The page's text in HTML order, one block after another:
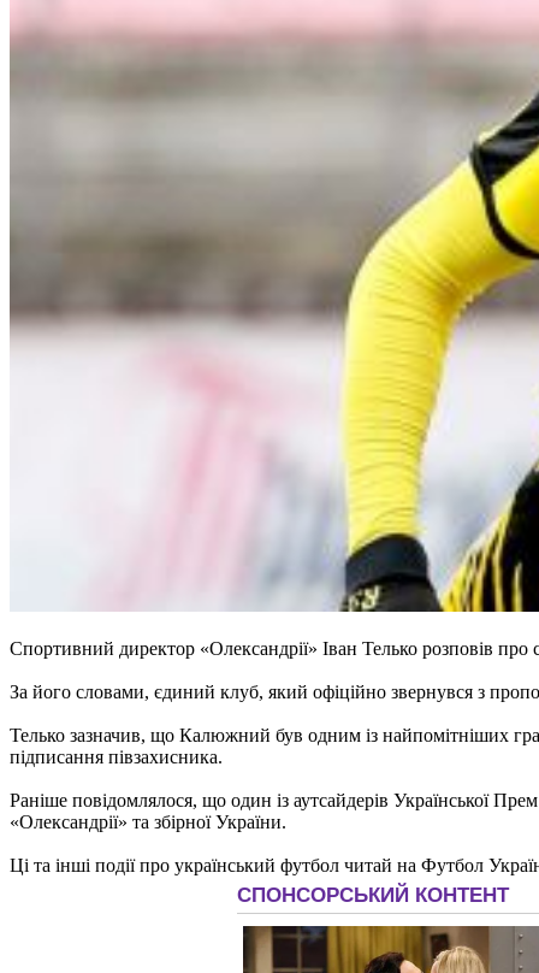
Спортивний директор «Олександрії» Іван Телько розповів
За його словами, єдиний клуб, який офіційно звернувся з
Телько зазначив, що Калюжний був одним із найпомітніших
підписання півзахисника.
Раніше повідомлялося, що один із аутсайдерів Української
«Олександрії» та збірної України.
Ці та інші події про український футбол читай на Футбол